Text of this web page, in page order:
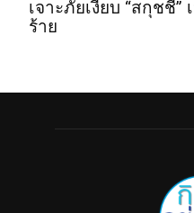
เจาะภัยเงียบ “สกุชชี่”
ร้าย